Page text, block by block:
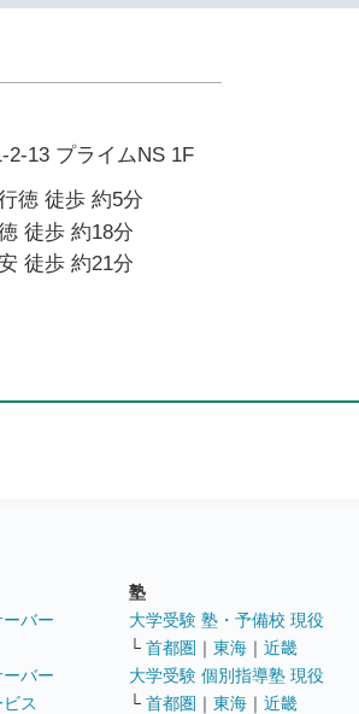
2-13 プライムNS 1F
徳 徒歩 約5分
徒歩 約18分
徒歩 約21分
バー
バー
ス
塾
大学受験 塾・予備校 現役
└ 首都圏 ｜ 東海 ｜ 近畿
大学受験 個別指導塾 現役
└ 首都圏 ｜ 東海 ｜ 近畿